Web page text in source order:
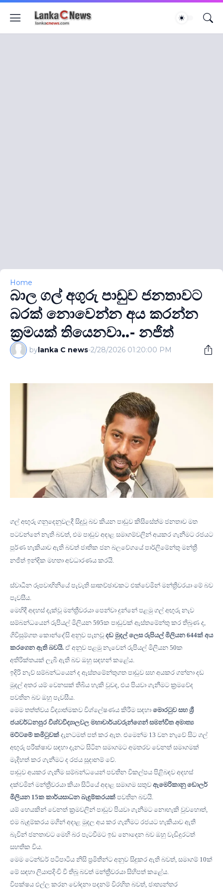
Home
බාල ගල් අගුරු පාඩුව ජනතාවට
බරක් නොවෙන්න අය කරන්න
ක‍්‍රමයක් තියෙනවා..- නජිත්
bylanka C news-2/28/2026 01:20:00 PM
ගල් අඟුරු ගනුදෙනුවලදී සිදුවූ බව කියන පාඩුව කිසිසේත්ම ජනතාව මත
පටවන්නේ නැති බවත් එම පාඩුව අදාළ සමාගම්වලින් අයකර ගැනීමට රජයට
පූර්ණ හැකියාව ඇති බවත් ජාතික ජන බලවේගයේ පාර්ලිමේන්තු මන්ත්‍රී
නජිත් ඉන්දික මහතා අවධාරණය කරයි
ස්වාධීන රූපවාහිනියේ පැවැති සාකච්ඡාවකට එක්වෙමින් මන්ත්‍රීවරයා මේ බව
පැවසීය
මෙහිදී අදහස් දැක්වූ මන්ත්‍රීවරයා පෙන්වා දුන්නේ පළමු ගල් අඟුරු නැව
සම්බන්ධයෙන් රුපියල් මිලියන 595ක පාඩුවක් ඇස්තමේන්තු කර තිබුණ ද
ගිවිසුම්ගත කොන්දේසි අනුව පැනවූ දඩ මුදල් ලෙස රුපියල් මිලියන 644ක් අය
කරගෙන ඇති බවයි. ඒ අනුව පළමු නැවෙන් රුපියල් මිලියන 50ක
අතිරික්තයක් ලැබී ඇති බව ඔහු සඳහන් කළේය
ඉදිරි නැව් සම්බන්ධයෙන් ද ඇස්තමේන්තුගත පාඩුව සහ අයකර ගන්නා දඩ
මුදල් අතර යම් වෙනසක් තිබිය හැකි වුවද එය පියවා ගැනීමට ක්‍රමවේද
පවතින බව ඔහු පැවසීය
මෙම තත්ත්වය විද්‍යාත්මකව විශ්ලේෂණය කිරීම සඳහා මොරටුව සහ ශ්‍රී
ජයවර්ධනපුර විශ්වවිද්‍යාලවල මහාචාර්යවරුන්ගෙන් සමන්විත අමාත්‍ය
මට්ටමේ කමිටුවක් දැනටමත් පත් කර ඇත එමෙන්ම 13 වන නැවේ සිට ගල්
අඟුරු පරීක්ෂාව සඳහා දැනට සිටින සමාගමට අමතරව වෙනත් සමාගමක්
මැදිහත් කර ගැනීමට ද රජය සූදානම් වේ
පාඩුව අයකර ගැනීම සම්බන්ධයෙන් පවතින විකල්පය පිළිබඳව අදහස්
දක්වමින් මන්ත්‍රීවරයා කියා සිටියේ අදාළ සමාගම සතුව ඇමෙරිකානු ඩොලර්
මිලියන 15ක කාර්යසාධන බැඳුම්කරයක් පවතින බවයි
යම් හෙයකින් වෙනත් ක්‍රමවලින් පාඩුව පියවා ගැනීමට නොහැකි වුවහොත්
එම බැඳුම්කරය මගින් අදාළ මුදල අය කර ගැනීමට රජයට හැකියාව ඇති
බැවින් ජනතාවට මෙහි බර පැටවීමට ඉඩ නොදෙන බව ඔහු වැඩිදුරටත්
සහතික විය
මෙම ටෙන්ඩර් පටිපාටිය නිසි ප්‍රමිතීන්ට අනුව සිදුකර ඇති බවත් සමාගම් 10ක්
මේ සඳහා ලියාපදිංචි වී තිබූ බවත් මන්ත්‍රීවරයා සිහිපත් කළේය
විපක්ෂය එල්ල කරන චෝදනා පදනම් විරහිත බවත් ජාත්‍යන්තර